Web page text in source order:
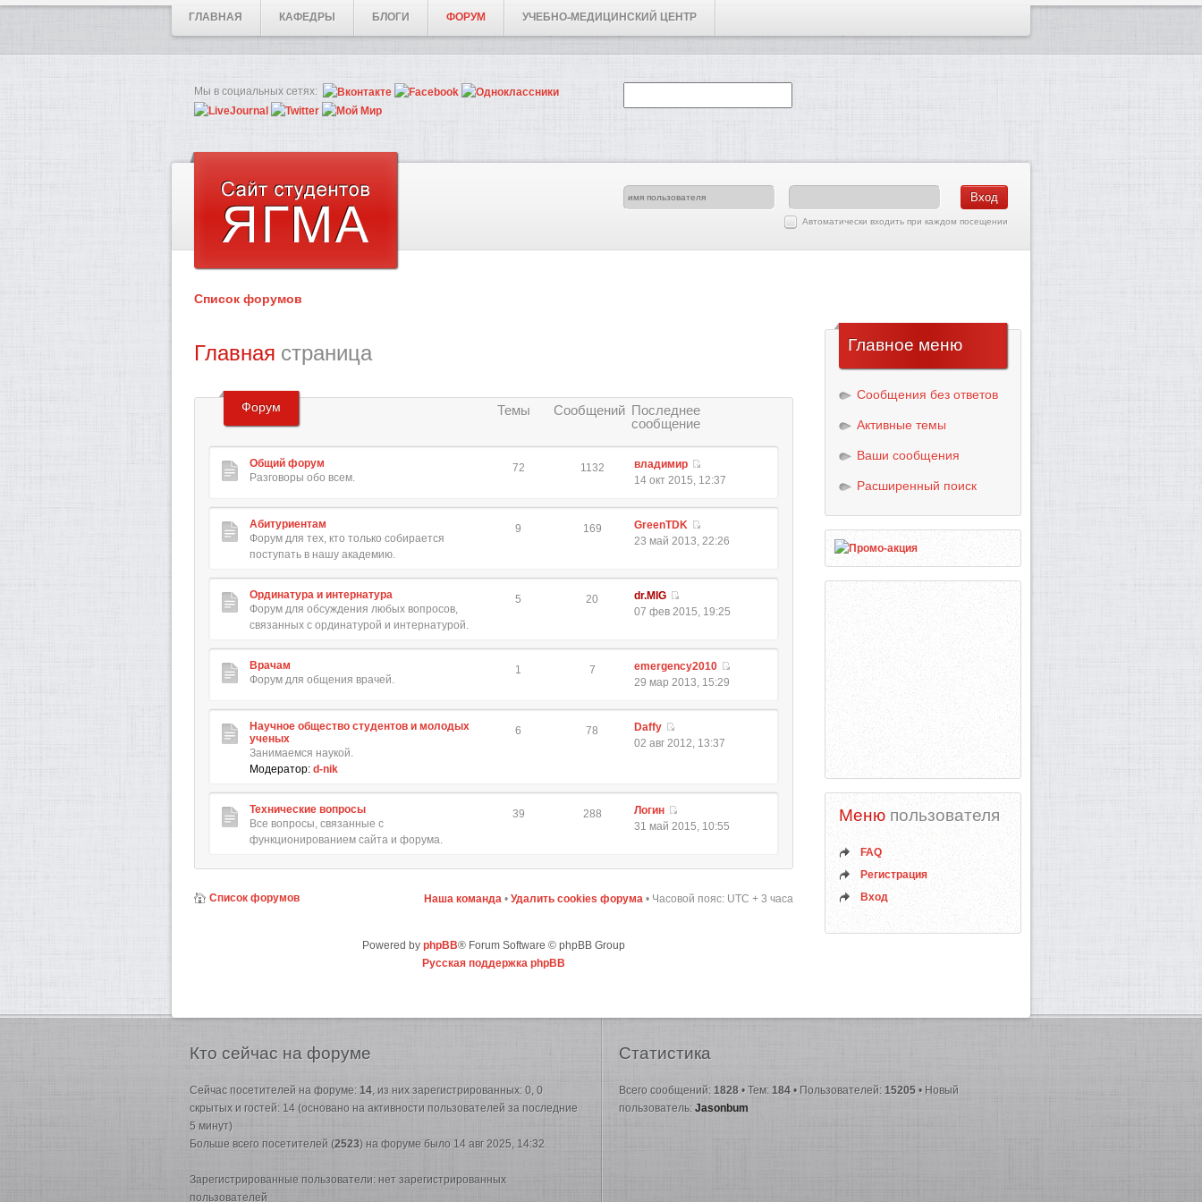
ГЛАВНАЯ КАФЕДРЫ БЛОГИ ФОРУМ УЧЕБНО-МЕДИЦИНСКИЙ ЦЕНТР
Мы в социальных сетях:
Автоматически входить при каждом посещении
Список форумов
Главная страница
Форум Темы Сообщений Последнее
сообщение
Общий форум
Разговоры обо всем.
72 1132
владимир
14 окт 2015, 12:37
Абитуриентам
Форум для тех, кто только собирается
поступать в нашу академию.
9 169
GreenTDK
23 май 2013, 22:26
Ординатура и интернатура
Форум для обсуждения любых вопросов,
связанных с ординатурой и интернатурой.
5 20
dr.MIG
07 фев 2015, 19:25
Врачам
Форум для общения врачей.
1 7
emergency2010
29 мар 2013, 15:29
Научное общество студентов и молодых
ученых
Занимаемся наукой.
Модератор: d-nik
6 78
Daffy
02 авг 2012, 13:37
Технические вопросы
Все вопросы, связанные с
функционированием сайта и форума.
39 288
Логин
31 май 2015, 10:55
Список форумов Наша команда • Удалить cookies форума • Часовой пояс: UTC + 3 часа
Powered by phpBB® Forum Software © phpBB Group
Русская поддержка phpBB
Главное меню
Сообщения без ответов
Активные темы
Ваши сообщения
Расширенный поиск
Меню пользователя
FAQ
Регистрация
Вход
Кто сейчас на форуме
Сейчас посетителей на форуме: 14 , из них зарегистрированных: 0, 0
скрытых и гостей: 14 (основано на активности пользователей за последние
5 минут)
Больше всего посетителей (2523) на форуме было 14 авг 2025, 14:32
Зарегистрированные пользователи: нет зарегистрированных
пользователей
Статистика
Всего сообщений: 1828 • Тем: 184 • Пользователей: 15205 • Новый
пользователь: Jasonbum